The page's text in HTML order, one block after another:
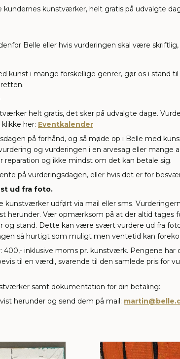
kundernes kunstværker, helt gratis på udvalgte
Belle eller hvis vurderingen skal være
kunst i mange forskellige genrer, gør os i
helt gratis, det sker på udvalgte dage.
her: Eventkalender
på forhånd, og så møde op i Belle med
og vurderingen i en arvesag eller
reparation og ikke mindst om det kan betale sig.
på vurderingsdagen, eller hvis det er for
ud fra foto.
kunstværker udført via mail eller sms.
herunder. Vær opmærksom på at der altid tages
og stand. Dette kan være svært vurdere ud fra
så hurtigt som muligt men ventetid kan
400,- inklusive moms pr. kunstværk. Pengene
til en værdi, svarende til den samlede pris for
samt dokumentation for din betaling:
herunder og send dem på mail: